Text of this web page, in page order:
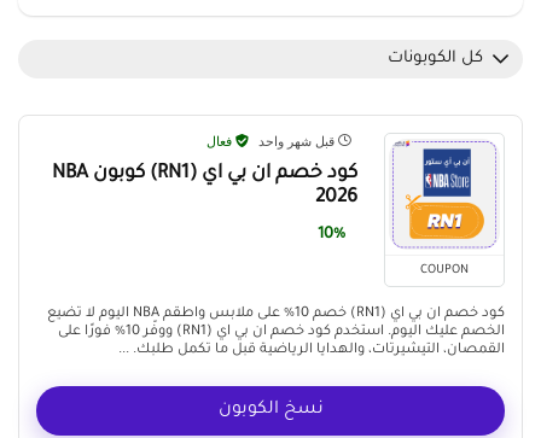
كل الكوبونات
COUPON
قبل شهر واحد فعال
كود خصم ان بي اي (RN1) كوبون NBA
2026
10%
كود خصم ان بي اي (RN1) خصم 10% على ملابس واطقم NBA اليوم لا تضيع
الخصم عليك اليوم. استخدم كود خصم ان بي اي (RN1) ووفّر 10% فورًا على
القمصان، التيشيرتات، والهدايا الرياضية قبل ما تكمل طلبك. ...
نسخ الكوبون